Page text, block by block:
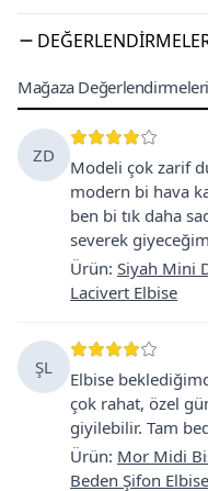
Mağaza Değerlendirmeleri
ZD
Modeli çok zarif
modern bi hava
ben bi tık daha
severek
Ürün: Siyah Mini
Lacivert Elbise
ŞL
Elbise
çok rahat, özel
giyilebilir. Tam
Ürün: Mor Midi
Beden Şifon Elbise